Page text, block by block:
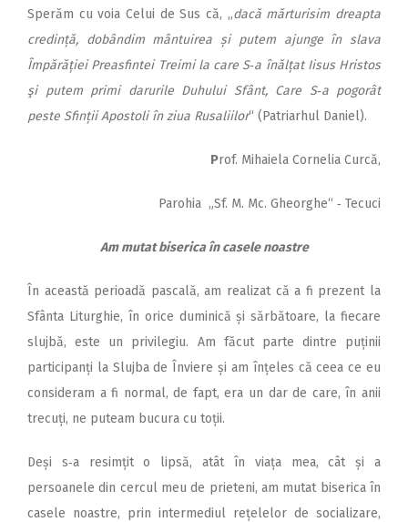
Sperăm cu voia Celui de Sus că, ,,dacă mărturisim dreapta
credință, dobândim mântuirea și putem ajunge în slava
Împărăției Preasfintei Treimi la care S‑a înălțat Iisus Hristos
şi putem primi darurile Duhului Sfânt, Care S‑a pogorât
peste Sfinții Apostoli în ziua Rusaliilor“ (Patriarhul Daniel).
Prof. Mihaiela Cornelia Curcă,
Parohia „Sf. M. Mc. Gheorghe“ ‑ Tecuci
Am mutat biserica în casele noastre
În această perioadă pascală, am realizat că a fi prezent la
Sfânta Liturghie, în orice duminică și sărbătoare, la fiecare
slujbă, este un privilegiu. Am făcut parte dintre puținii
participanți la Slujba de Înviere și am înțeles că ceea ce eu
consideram a fi normal, de fapt, era un dar de care, în anii
trecuți, ne puteam bucura cu toții.
Deși s‑a resimțit o lipsă, atât în viața mea, cât și a
persoanele din cercul meu de prieteni, am mutat biserica în
casele noastre, prin intermediul rețelelor de socializare,